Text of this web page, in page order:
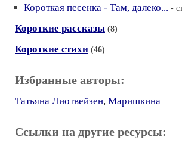
Короткая песенка - Там, далеко... -
Короткие рассказы (8)
Короткие стихи (46)
Избранные авторы:
Татьяна Лиотвейзен, Маришкина
Ссылки на другие ресурсы: